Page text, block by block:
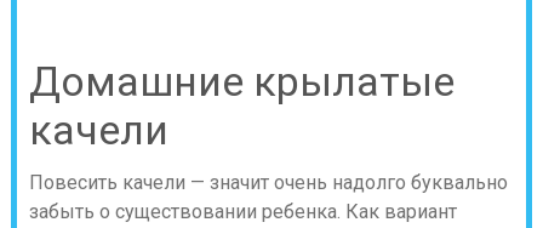
Домашние крылатые
качели
Повесить качели — значит очень надолго буквально
забыть о существовании ребенка. Как вариант